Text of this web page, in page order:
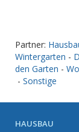
Partner:
Wintergarten -
den Garten -
- Sonstige
HAUSBAU